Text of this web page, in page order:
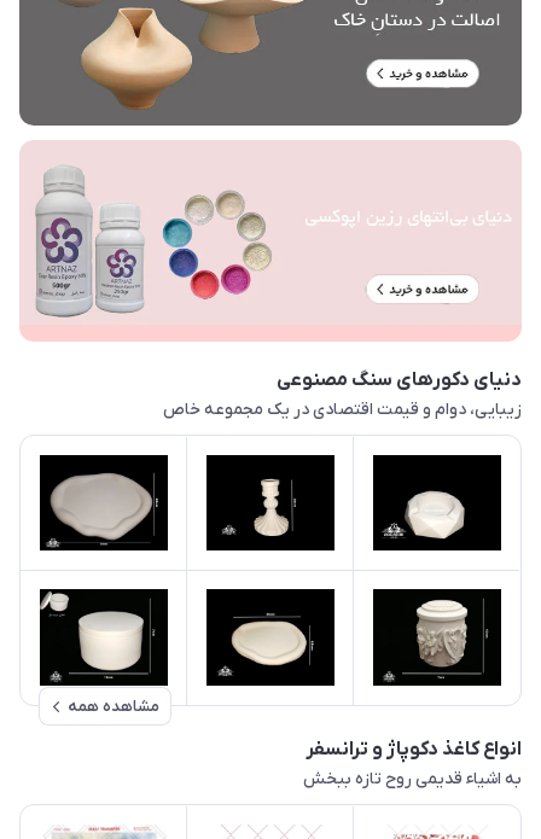
دنیای دکورهای سنگ مصنوعی
زیبایی، دوام و قیمت اقتصادی در یک مجموعه خاص
مشاهده همه
انواع کاغذ دکوپاژ و ترانسفر
به اشیاء قدیمی روح تازه ببخش